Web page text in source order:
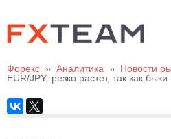
Форекс » Аналитика » Новости
EUR/JPY: резко растет, так как